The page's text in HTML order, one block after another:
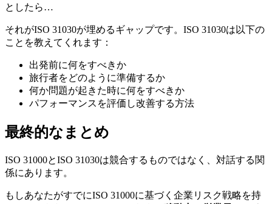
としたら…
それがISO 31030が埋めるギャップです。ISO 31030は以下の
ことを教えてくれます：
出発前に何をすべきか
旅行者をどのように準備するか
何か問題が起きた時に何をすべきか
パフォーマンスを評価し改善する方法
最終的なまとめ
ISO 31000とISO 31030は競合するものではなく、対話する関
係にあります。
もしあなたがすでにISO 31000に基づく企業リスク戦略を持